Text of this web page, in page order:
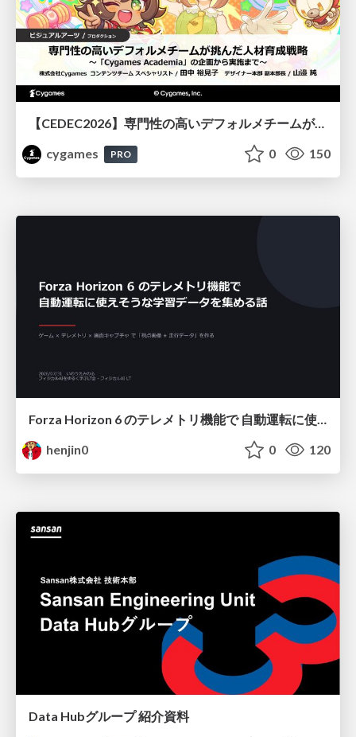
【CEDEC2026】専門性の高いデフォルメチームが挑んだ人材育成戦略 〜Cygames Academiaの企画から実施まで〜
cygames
PRO 0 150
Forza Horizon 6 のテレメトリ機能で 自動運転に使えそうな学習データを集める話
henjin0
0 120
Data Hubグループ 紹介資料